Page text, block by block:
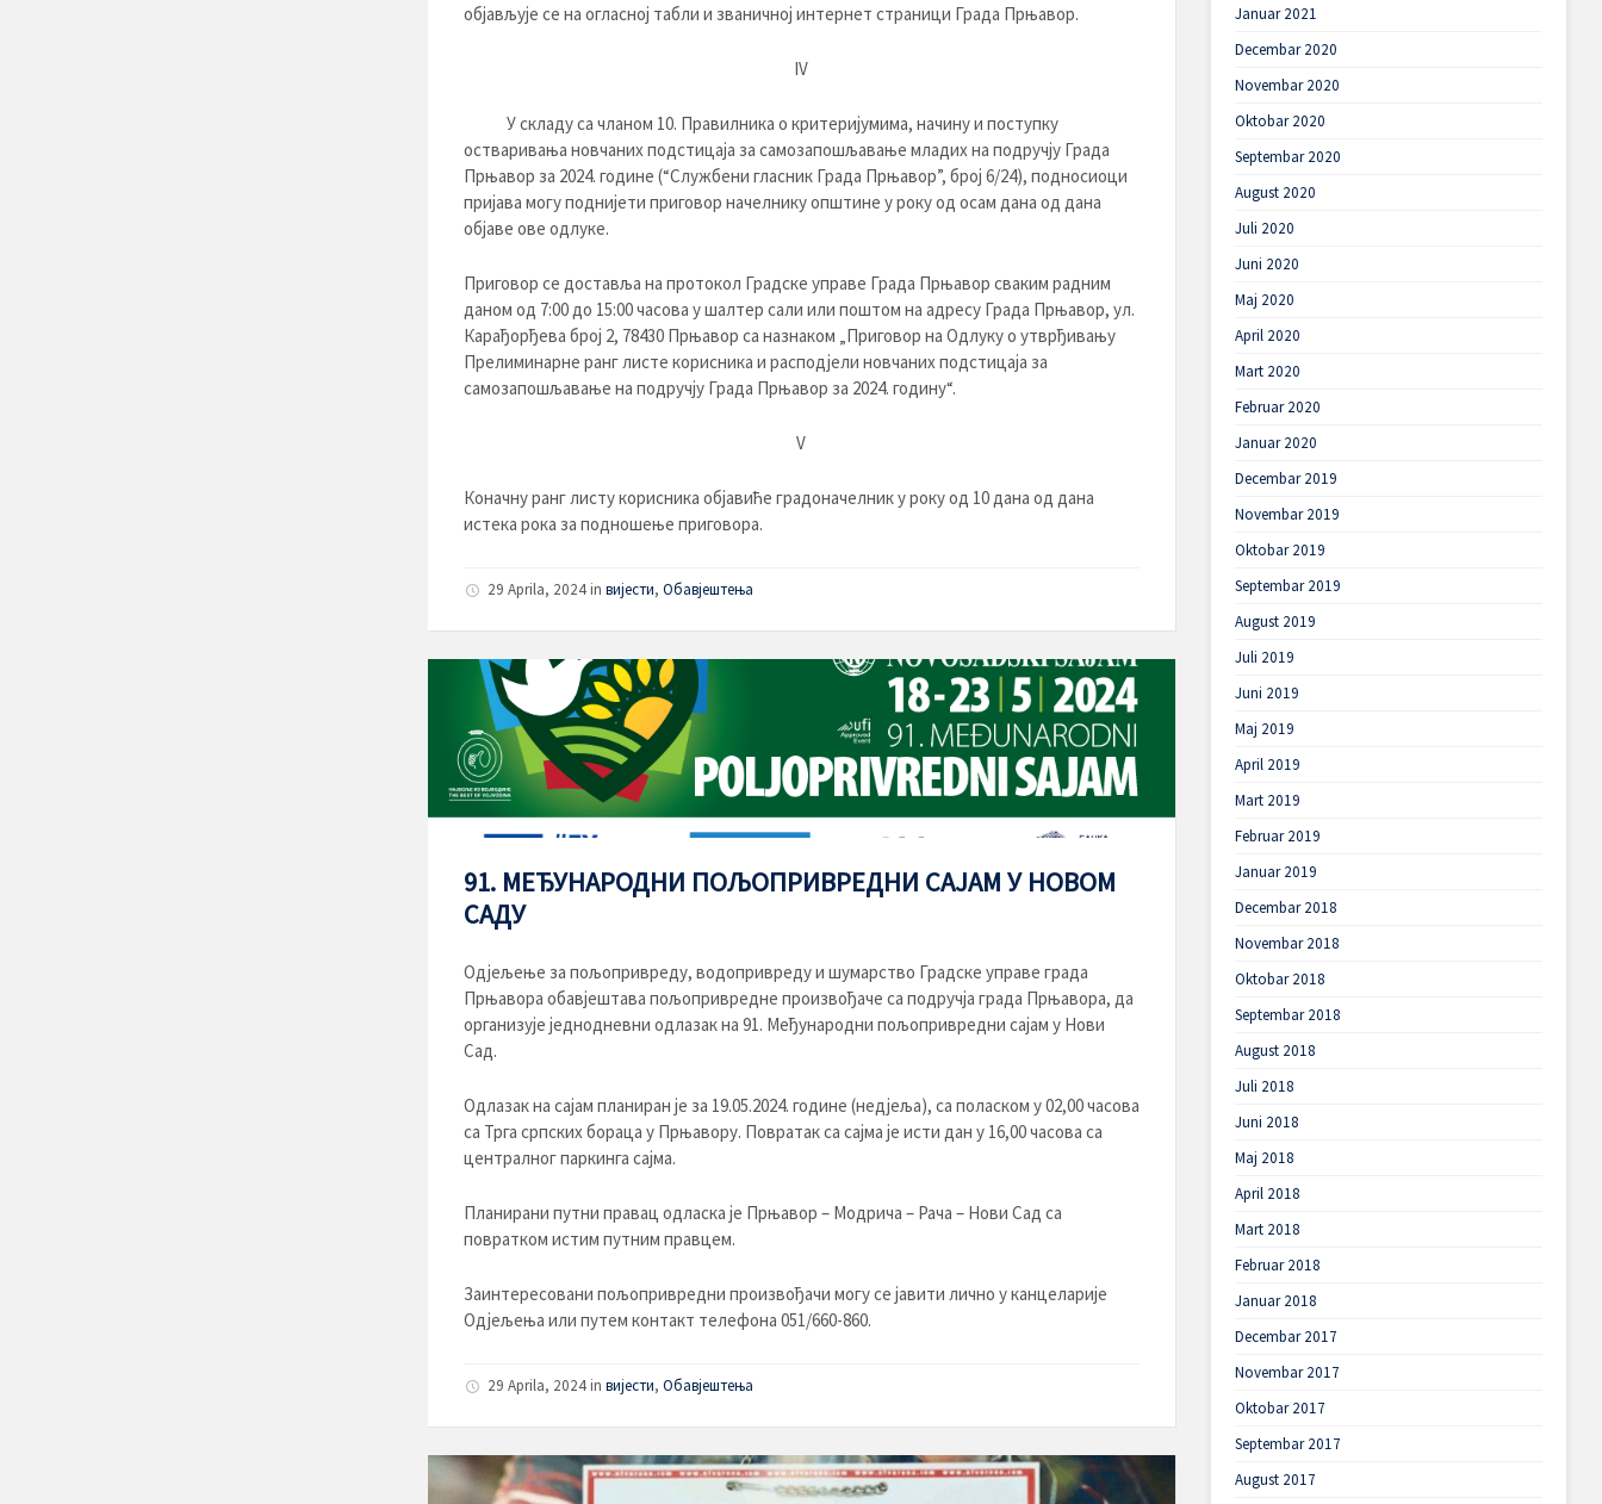
објављује се на огласној табли и званичној интернет страници Града Прњавор.
IV
У складу са чланом 10. Правилника о критеријумима, начину и поступку
остваривања новчаних подстицаја за самозапошљавање младих на подручју Града
Прњавор за 2024. године (“Службени гласник Града Прњавор”, број 6/24), подносиоци
пријава могу поднијети приговор начелнику општине у року од осам дана од дана
објаве ове одлуке.
Приговор се доставља на протокол Градске управе Града Прњавор сваким радним
даном од 7:00 до 15:00 часова у шалтер сали или поштом на адресу Града Прњавор, ул.
Карађорђева број 2, 78430 Прњавор са назнаком „Приговор на Одлуку о утврђивању
Прелиминарне ранг листе корисника и расподјели новчаних подстицаја за
самозапошљавање на подручју Града Прњавор за 2024. годину“.
V
Коначну ранг листу корисника објавиће градоначелник у року од 10 дана од дана
истека рока за подношење приговора.
29 Aprila, 2024in вијести, Обавјештења
91. МЕЂУНАРОДНИ ПОЉОПРИВРЕДНИ САЈАМ У НОВОМ
САДУ
Одјељење за пољопривреду, водопривреду и шумарство Градске управе града
Прњавора обавјештава пољопривредне произвођаче са подручја града Прњавора, да
организује једнодневни одлазак на 91. Међународни пољопривредни сајам у Нови
Сад.
Одлазак на сајам планиран је за 19.05.2024. године (недјеља), са поласком у 02,00 часова
са Трга српских бораца у Прњавору. Повратак са сајма је исти дан у 16,00 часова са
централног паркинга сајма.
Планирани путни правац одласка је Прњавор – Модрича – Рача – Нови Сад са
повратком истим путним правцем.
Заинтересовани пољопривредни произвођачи могу се јавити лично у канцеларије
Одјељења или путем контакт телефона 051/660-860.
29 Aprila, 2024in вијести, Обавјештења
Januar 2021
Decembar 2020
Novembar 2020
Oktobar 2020
Septembar 2020
August 2020
Juli 2020
Juni 2020
Maj 2020
April 2020
Mart 2020
Februar 2020
Januar 2020
Decembar 2019
Novembar 2019
Oktobar 2019
Septembar 2019
August 2019
Juli 2019
Juni 2019
Maj 2019
April 2019
Mart 2019
Februar 2019
Januar 2019
Decembar 2018
Novembar 2018
Oktobar 2018
Septembar 2018
August 2018
Juli 2018
Juni 2018
Maj 2018
April 2018
Mart 2018
Februar 2018
Januar 2018
Decembar 2017
Novembar 2017
Oktobar 2017
Septembar 2017
August 2017